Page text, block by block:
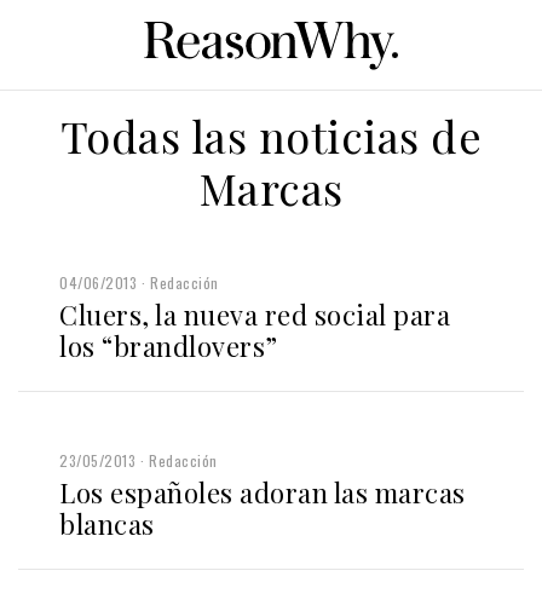
Todas las noticias de
Marcas
04/06/2013 Redacción
Cluers, la nueva red social para
los “brandlovers”
23/05/2013 Redacción
Los españoles adoran las marcas
blancas